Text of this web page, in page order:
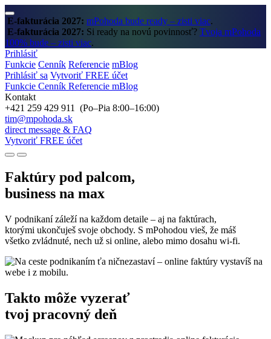
E-fakturácia 2027: mPohoda bude ready – zisti viac.
E-fakturácia 2027: Si ready na novú povinnosť? Tvoja mPohoda
100% bude – zisti viac.
Prihlásiť
Funkcie Cenník Referencie mBlog
Prihlásiť sa Vytvoriť FREE účet
Funkcie Cenník Referencie mBlog
Kontakt
+421 259 429 911 (Po–Pia 8:00–16:00)
tim@mpohoda.sk
direct message & FAQ
Vytvoriť FREE účet
Faktúry pod palcom,
business na max
V podnikaní záleží na každom detaile – aj na faktúrach,
ktorými ukončuješ svoje obchody. S mPohodou vieš, že máš
všetko zvládnuté, nech už si online, alebo mimo dosahu wi‑fi.
Takto môže vyzerať
tvoj pracovný deň